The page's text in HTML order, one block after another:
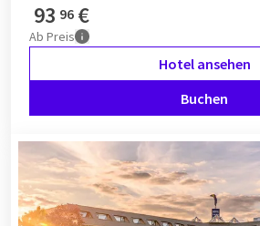
93 96 €
Ab Preis
Hotel ansehen
Buchen